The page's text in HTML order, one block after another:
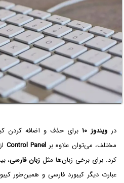
درویندوز ۱۰
برای حذف و اضافه کردن
مختلف، می‌توان علاوه برControl Panel
کرد. برای برخی زبان‌ها مثل زبان فارسی،
عبارت دیگر کیبورد فارسی و همین‌طور